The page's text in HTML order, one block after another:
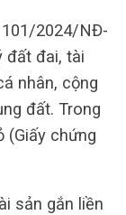
2024/NĐ-
đất đai, tài
nhân, cộng
đất. Trong
(Giấy chứng
sản gắn liền